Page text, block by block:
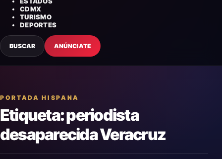
CDMX
TURISMO
DEPORTES
BUSCAR ANÚNCIATE
PORTADA HISPANA
Etiqueta:periodista
desaparecida Veracruz